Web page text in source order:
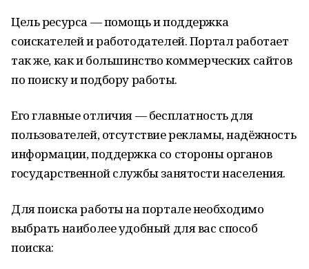
Цель ресурса — помощь и поддержка
соискателей и работодателей. Портал работает
так же, как и большинство коммерческих сайтов
по поиску и подбору работы.
Его главные отличия — бесплатность для
пользователей, отсутствие рекламы, надёжность
информации, поддержка со стороны органов
государственной службы занятости населения.
Для поиска работы на портале необходимо
выбрать наиболее удобный для вас способ
поиска: